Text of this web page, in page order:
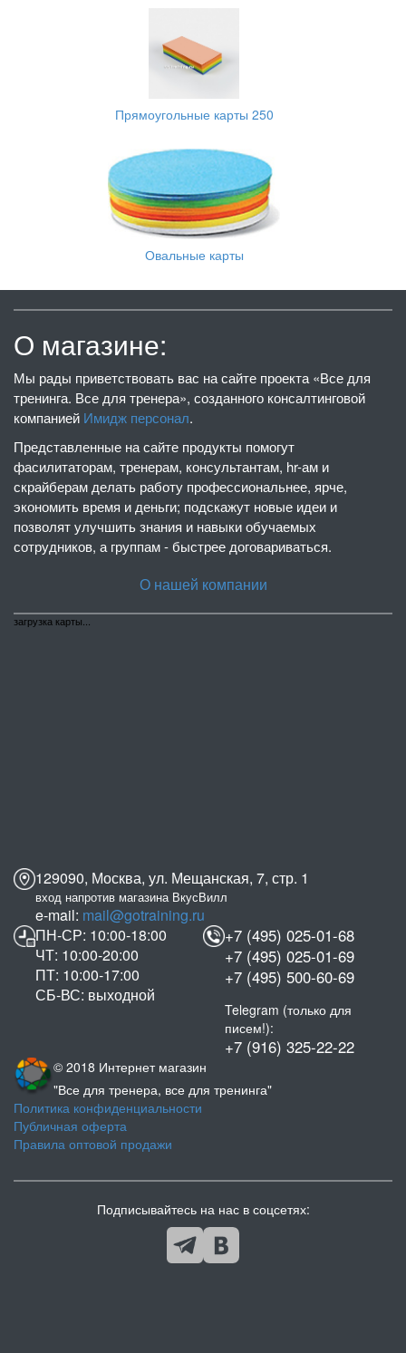
Прямоугольные карты 250
Овальные карты
загрузка карты...
О магазине:
Мы рады приветствовать вас на сайте проекта «Все для
тренинга. Все для тренера», созданного консалтинговой
компанией Имидж персонал.
Представленные на сайте продукты помогут
фасилитаторам, тренерам, консультантам, hr-ам и
скрайберам делать работу профессиональнее, ярче,
экономить время и деньги; подскажут новые идеи и
позволят улучшить знания и навыки обучаемых
сотрудников, а группам - быстрее договариваться.
О нашей компании
129090, Москва, ул. Мещанская, 7, стр. 1
вход напротив магазина ВкусВилл
e-mail: mail@gotraining.ru
ПН-СР: 10:00-18:00
ЧТ: 10:00-20:00
ПТ: 10:00-17:00
СБ-ВС: выходной
+7 (495) 025-01-68
+7 (495) 025-01-69
+7 (495) 500-60-69
Telegram (только для
писем!):
+7 (916) 325-22-22
© 2018 Интернет магазин
"Все для тренера, все для тренинга"
Политика конфиденциальности
Публичная оферта
Правила оптовой продажи
Подписывайтесь на нас в соцсетях: